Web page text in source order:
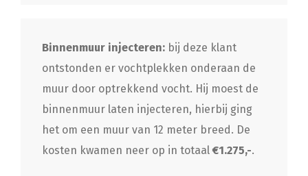
Binnenmuur injecteren: bij deze klant
ontstonden er vochtplekken onderaan de
muur door optrekkend vocht. Hij moest de
binnenmuur laten injecteren, hierbij ging
het om een muur van 12 meter breed. De
kosten kwamen neer op in totaal€1.275,-.